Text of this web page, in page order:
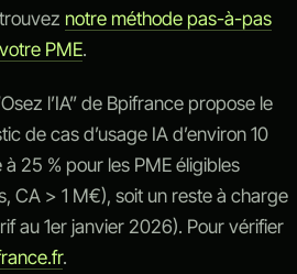
notre méthode pas-à-pas
PME.
l’IA” de Bpifrance propose le
de cas d’usage IA d’environ 10
25 % pour les PME éligibles
CA > 1 M€), soit un reste à charge
au 1er janvier 2026). Pour vérifier
.